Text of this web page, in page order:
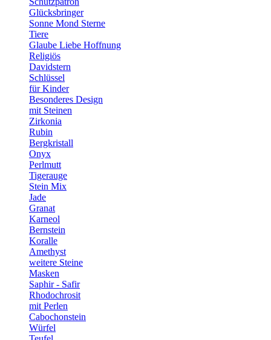
Glücksbringer
Sonne Mond Sterne
Tiere
Glaube Liebe Hoffnung
Religiös
Davidstern
Schlüssel
für Kinder
Besonderes Design
mit Steinen
Zirkonia
Rubin
Bergkristall
Onyx
Perlmutt
Tigerauge
Stein Mix
Jade
Granat
Karneol
Bernstein
Koralle
Amethyst
weitere Steine
Masken
Saphir - Safir
Rhodochrosit
mit Perlen
Cabochonstein
Würfel